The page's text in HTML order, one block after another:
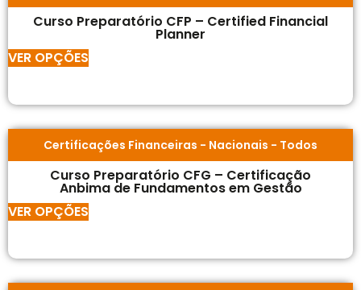
Curso Preparatório CFP – Certified Financial
Planner
VER OPÇÕES
Certificações Financeiras - Nacionais - Todos
Curso Preparatório CFG – Certificação
Anbima de Fundamentos em Gestão
VER OPÇÕES